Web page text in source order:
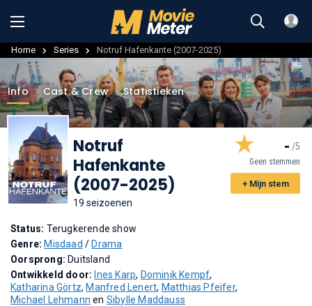
Home Series Notruf Hafenkante (2007-2025)
Info Cast & Crew Statistieken
Notruf
Hafenkante
(2007-2025)
19 seizoenen
-
Geen stemmen
+ Mijn stem
Status: Terugkerende show
Genre: Misdaad / Drama
Oorsprong: Duitsland
Ontwikkeld door: Ines Karp, Dominik Kempf,
Katharina Görtz, Manfred Lenert, Matthias Pfeifer,
Michael Lehmann en Sibylle Maddauss